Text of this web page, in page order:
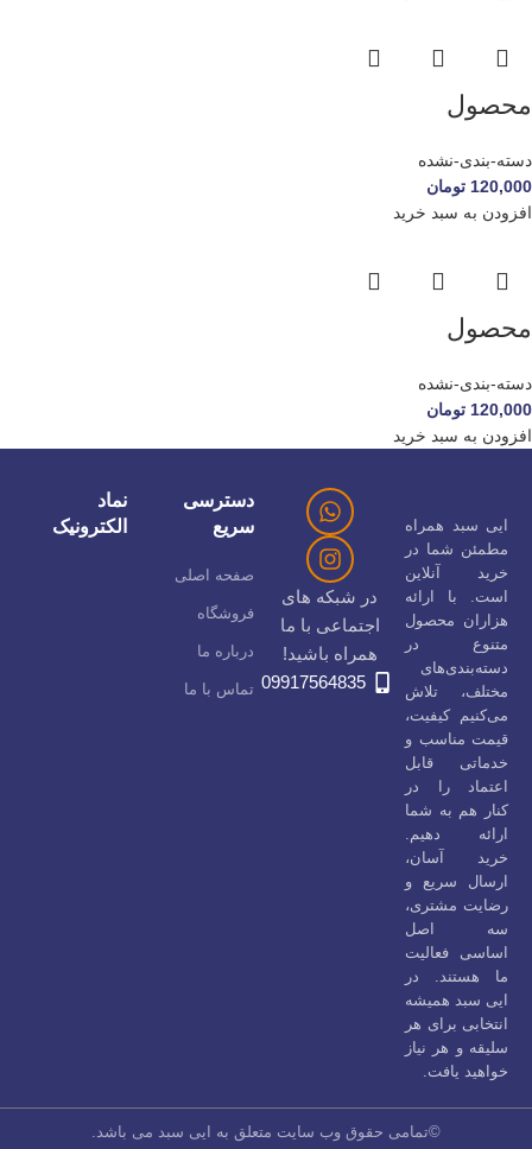
محصول
دسته-بندی-نشده
120,000 تومان
افزودن به سبد خرید
محصول
دسته-بندی-نشده
120,000 تومان
افزودن به سبد خرید
ایی سبد همراه
مطمئن شما در
خرید آنلاین
است. با ارائه
هزاران محصول
متنوع در
دسته‌بندی‌های
مختلف، تلاش
می‌کنیم کیفیت،
قیمت مناسب و
خدماتی قابل
اعتماد را در
کنار هم به شما
ارائه دهیم.
خرید آسان،
ارسال سریع و
رضایت مشتری،
سه اصل
اساسی فعالیت
ما هستند. در
ایی سبد همیشه
انتخابی برای هر
سلیقه و هر نیاز
خواهید یافت.
در شبکه های
اجتماعی با ما
همراه باشید!
09917564835
دسترسی
سریع
صفحه اصلی
فروشگاه
درباره ما
تماس با ما
نماد
الکترونیک
©تمامی حقوق وب سایت متعلق به ایی سبد می باشد.